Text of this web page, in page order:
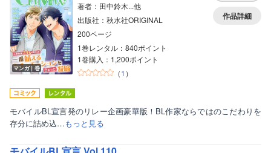
マンガ｜巻
著者：田中鈴木...他
出版社：秋水社ORIGINAL
200ページ
1巻レンタル：840ポイント
1巻購入：1,200ポイント
（1 ）
作品詳細
モバイルBL宣言発のリレー企画豪華版！BL作家ならではのこだわりを
存分に詰め込…もっと見る